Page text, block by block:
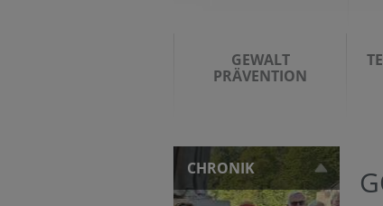
GEWALT
PRÄVENTION
CHRONIK